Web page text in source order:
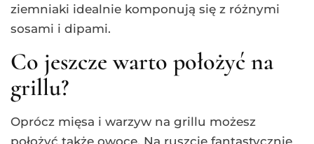
ziemniaki idealnie komponują się z różnymi
sosami i dipami.
Co jeszcze warto położyć na
grillu?
Oprócz mięsa i warzyw na grillu możesz